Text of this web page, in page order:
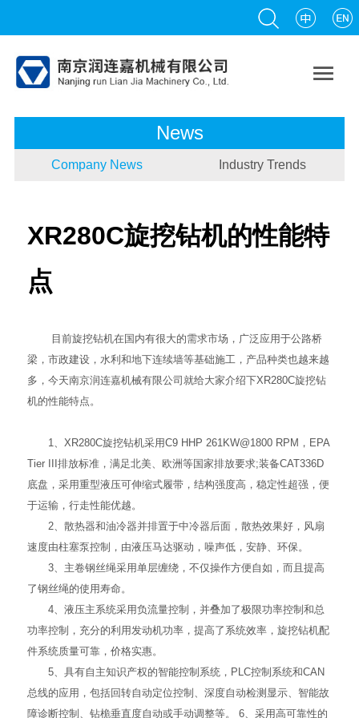

News
Company News Industry Trends
XR280C旋挖钻机的性能特
点
目前旋挖钻机在国内有很大的需求市场，广泛应用于公路桥
梁，市政建设，水利和地下连续墙等基础施工，产品种类也越来越
多，今天南京润连嘉机械有限公司就给大家介绍下XR280C旋挖钻
机的性能特点。
1、XR280C旋挖钻机采用C9 HHP 261KW@1800 RPM，EPA
Tier III排放标准，满足北美、欧洲等国家排放要求;装备CAT336D
底盘，采用重型液压可伸缩式履带，结构强度高，稳定性超强，便
于运输，行走性能优越。
2、散热器和油冷器并排置于中冷器后面，散热效果好，风扇
速度由柱塞泵控制，由液压马达驱动，噪声低，安静、环保。
3、主卷钢丝绳采用单层缠绕，不仅操作方便自如，而且提高
了钢丝绳的使用寿命。
4、液压主系统采用负流量控制，并叠加了极限功率控制和总
功率控制，充分的利用发动机功率，提高了系统效率，旋挖钻机配
件系统质量可靠，价格实惠。
5、具有自主知识产权的智能控制系统，PLC控制系统和CAN
总线的应用，包括回转自动定位控制、深度自动检测显示、智能故
障诊断控制、钻桅垂直度自动或手动调整等。 6、采用高可靠性的